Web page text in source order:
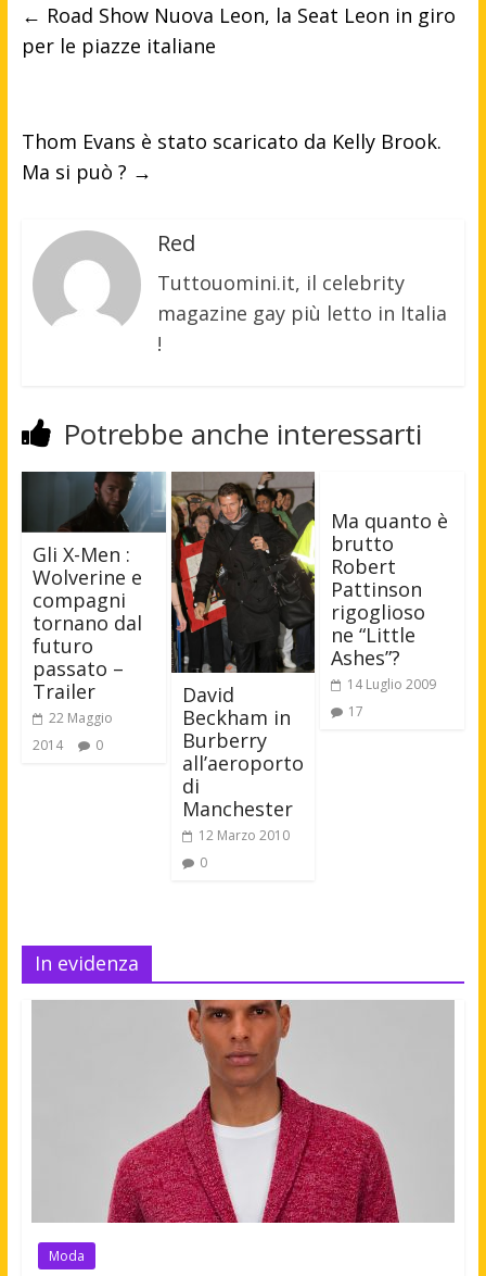
← Road Show Nuova Leon, la Seat Leon in giro
per le piazze italiane
Thom Evans è stato scaricato da Kelly Brook.
Ma si può ? →
Red
Tuttouomini.it, il celebrity
magazine gay più letto in Italia
!
Potrebbe anche interessarti
Gli X-Men :
Wolverine e
compagni
tornano dal
futuro
passato –
Trailer
22 Maggio
2014
0
David
Beckham in
Burberry
all’aeroporto
di
Manchester
12 Marzo 2010
0
Ma quanto è
brutto
Robert
Pattinson
rigoglioso
ne “Little
Ashes”?
14 Luglio 2009
17
In evidenza
Moda